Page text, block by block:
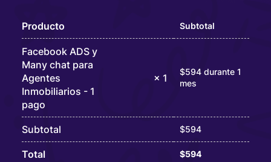
Producto Subtotal
Facebook ADS y
Many chat para
Agentes
Inmobiliarios - 1
pago
× 1
$594 durante 1
mes
Subtotal $594
Total $594